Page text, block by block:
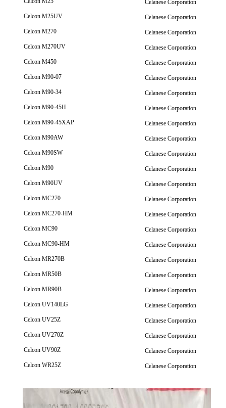
Celanese Corporation
Celcon M25UV
Celanese Corporation
Celcon M270
Celanese Corporation
Celcon M270UV
Celanese Corporation
Celcon M450
Celanese Corporation
Celcon M90-07
Celanese Corporation
Celcon M90-34
Celanese Corporation
Celcon M90-45H
Celanese Corporation
Celcon M90-45XAP
Celanese Corporation
Celcon M90AW
Celanese Corporation
Celcon M90SW
Celanese Corporation
Celcon M90
Celanese Corporation
Celcon M90UV
Celanese Corporation
Celcon MC270
Celanese Corporation
Celcon MC270-HM
Celanese Corporation
Celcon MC90
Celanese Corporation
Celcon MC90-HM
Celanese Corporation
Celcon MR270B
Celanese Corporation
Celcon MR50B
Celanese Corporation
Celcon MR90B
Celanese Corporation
Celcon UV140LG
Celanese Corporation
Celcon UV25Z
Celanese Corporation
Celcon UV270Z
Celanese Corporation
Celcon UV90Z
Celanese Corporation
Celcon WR25Z
Celanese Corporation